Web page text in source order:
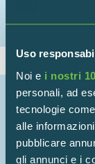
Uso
Noi e i nostri
personali, ad
tecnologie
alle
pubblicare
gli annunci e i